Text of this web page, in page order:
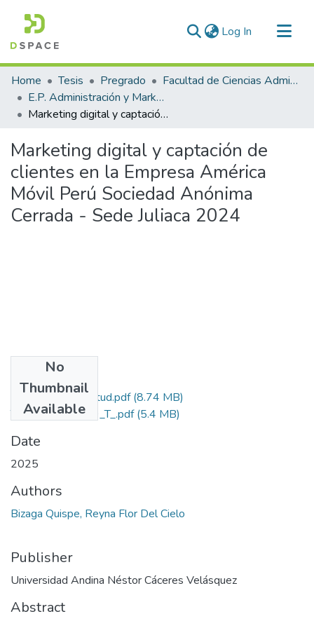
Log In (current)
Communities & Collections
All of DSpace
Statistics
Home Tesis Pregrado
Facultad de Ciencias Administrativas
E.P. Administración y Marketing
Marketing digital y captación de clientes en la Empresa América Móvil Perú Sociedad Anónima Cerrada - Sede Juliaca 2024
Marketing digital y captación de
clientes en la Empresa América
Móvil Perú Sociedad Anónima
Cerrada - Sede Juliaca 2024
No
Thumbnail
Available
Grado de Similitud.pdf(8.74 MB)
T036_75783459_T_.pdf(5.4 MB)
Date
2025
Authors
Bizaga Quispe, Reyna Flor Del Cielo
Publisher
Universidad Andina Néstor Cáceres Velásquez
Abstract